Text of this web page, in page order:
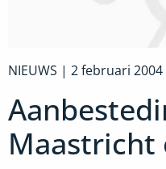
NIEUWS | 2 februari 2004
Maastricht